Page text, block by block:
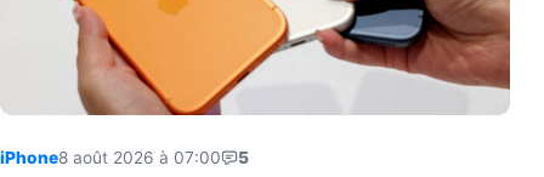
iPhone8 août 2026 à 07:00 5